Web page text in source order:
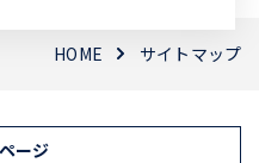
HOME サイトマップ
ージ